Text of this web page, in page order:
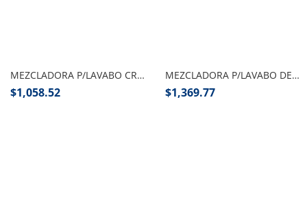
MEZCLADORA P/LAVABO CROMO 4042 DICA
$1,058.52
MEZCLADORA P/LAVABO DE 4″ CROMO/ORO MOD.4071.1
$1,369.77